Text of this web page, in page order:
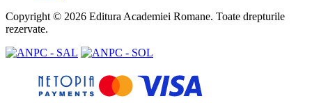
Copyright © 2026 Editura Academiei Romane. Toate drepturile
rezervate.